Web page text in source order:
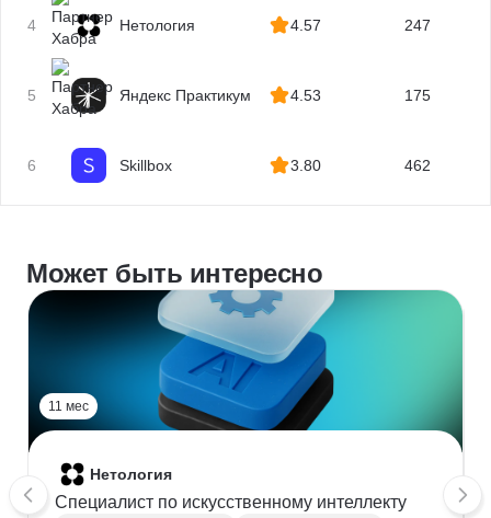
4 Нетология 4.57 247
5 Яндекс Практикум 4.53 175
6 Skillbox 3.80 462
Может быть интересно
11 мес
Нетология
Специалист по искусственному интеллекту